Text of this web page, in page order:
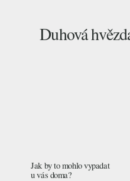
Duhová
Jak by to mohlo vypadat
u vás doma?